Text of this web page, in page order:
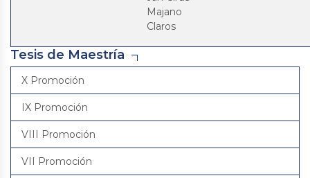
Majano
Claros
Tesis de Maestría
X Promoción
IX Promoción
VIII Promoción
VII Promoción